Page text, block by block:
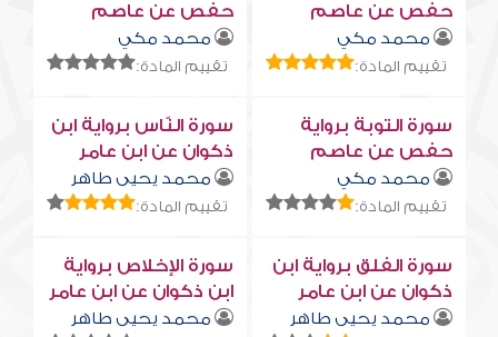
حفص عن عاصم
محمد مكي
تقييم المادة:
حفص عن عاصم
محمد مكي
تقييم المادة:
سورة التوبة برواية
حفص عن عاصم
محمد مكي
تقييم المادة:
سورة النّاس برواية ابن
ذكوان عن ابن عامر
محمد يحيى طاهر
تقييم المادة:
سورة الفلق برواية ابن
ذكوان عن ابن عامر
محمد يحيى طاهر
سورة الإخلاص برواية
ابن ذكوان عن ابن عامر
محمد يحيى طاهر